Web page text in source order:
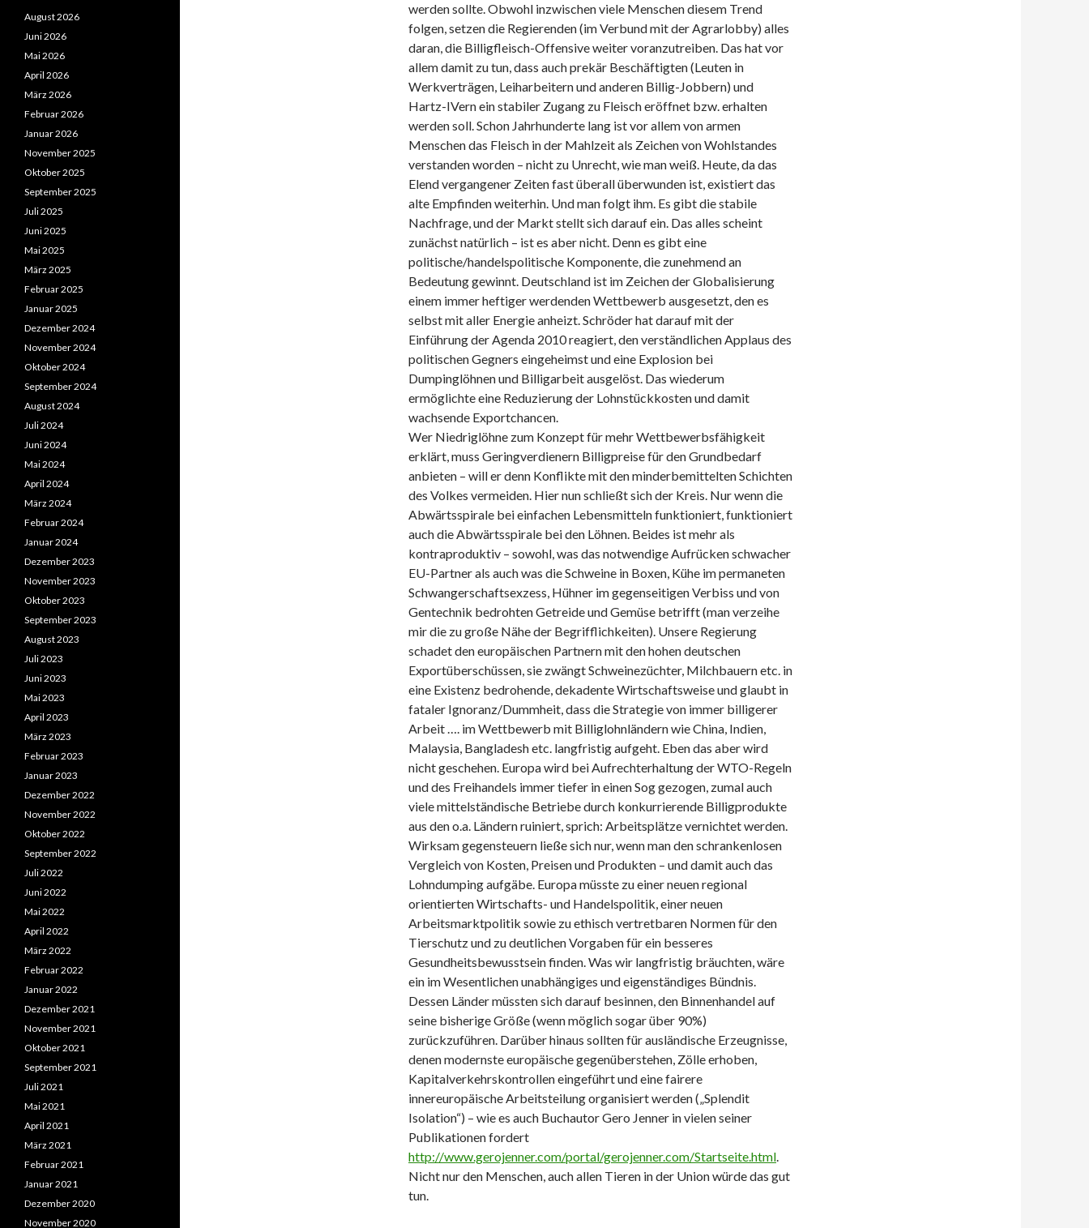
werden sollte. Obwohl inzwischen viele Menschen diesem Trend
folgen, setzen die Regierenden (im Verbund mit der Agrarlobby) alles
daran, die Billigfleisch-Offensive weiter voranzutreiben. Das hat vor
allem damit zu tun, dass auch prekär Beschäftigten (Leuten in
Werkverträgen, Leiharbeitern und anderen Billig-Jobbern) und
Hartz-IVern ein stabiler Zugang zu Fleisch eröffnet bzw. erhalten
werden soll. Schon Jahrhunderte lang ist vor allem von armen
Menschen das Fleisch in der Mahlzeit als Zeichen von Wohlstandes
verstanden worden – nicht zu Unrecht, wie man weiß. Heute, da das
Elend vergangener Zeiten fast überall überwunden ist, existiert das
alte Empfinden weiterhin. Und man folgt ihm. Es gibt die stabile
Nachfrage, und der Markt stellt sich darauf ein. Das alles scheint
zunächst natürlich – ist es aber nicht. Denn es gibt eine
politische/handelspolitische Komponente, die zunehmend an
Bedeutung gewinnt. Deutschland ist im Zeichen der Globalisierung
einem immer heftiger werdenden Wettbewerb ausgesetzt, den es
selbst mit aller Energie anheizt. Schröder hat darauf mit der
Einführung der Agenda 2010 reagiert, den verständlichen Applaus des
politischen Gegners eingeheimst und eine Explosion bei
Dumpinglöhnen und Billigarbeit ausgelöst. Das wiederum
ermöglichte eine Reduzierung der Lohnstückkosten und damit
wachsende Exportchancen.
Wer Niedriglöhne zum Konzept für mehr Wettbewerbsfähigkeit
erklärt, muss Geringverdienern Billigpreise für den Grundbedarf
anbieten – will er denn Konflikte mit den minderbemittelten Schichten
des Volkes vermeiden. Hier nun schließt sich der Kreis. Nur wenn die
Abwärtsspirale bei einfachen Lebensmitteln funktioniert, funktioniert
auch die Abwärtsspirale bei den Löhnen. Beides ist mehr als
kontraproduktiv – sowohl, was das notwendige Aufrücken schwacher
EU-Partner als auch was die Schweine in Boxen, Kühe im permaneten
Schwangerschaftsexzess, Hühner im gegenseitigen Verbiss und von
Gentechnik bedrohten Getreide und Gemüse betrifft (man verzeihe
mir die zu große Nähe der Begrifflichkeiten). Unsere Regierung
schadet den europäischen Partnern mit den hohen deutschen
Exportüberschüssen, sie zwängt Schweinezüchter, Milchbauern etc. in
eine Existenz bedrohende, dekadente Wirtschaftsweise und glaubt in
fataler Ignoranz/Dummheit, dass die Strategie von immer billigerer
Arbeit …. im Wettbewerb mit Billiglohnländern wie China, Indien,
Malaysia, Bangladesh etc. langfristig aufgeht. Eben das aber wird
nicht geschehen. Europa wird bei Aufrechterhaltung der WTO-Regeln
und des Freihandels immer tiefer in einen Sog gezogen, zumal auch
viele mittelständische Betriebe durch konkurrierende Billigprodukte
aus den o.a. Ländern ruiniert, sprich: Arbeitsplätze vernichtet werden.
Wirksam gegensteuern ließe sich nur, wenn man den schrankenlosen
Vergleich von Kosten, Preisen und Produkten – und damit auch das
Lohndumping aufgäbe. Europa müsste zu einer neuen regional
orientierten Wirtschafts- und Handelspolitik, einer neuen
Arbeitsmarktpolitik sowie zu ethisch vertretbaren Normen für den
Tierschutz und zu deutlichen Vorgaben für ein besseres
Gesundheitsbewusstsein finden. Was wir langfristig bräuchten, wäre
ein im Wesentlichen unabhängiges und eigenständiges Bündnis.
Dessen Länder müssten sich darauf besinnen, den Binnenhandel auf
seine bisherige Größe (wenn möglich sogar über 90%)
zurückzuführen. Darüber hinaus sollten für ausländische Erzeugnisse,
denen modernste europäische gegenüberstehen, Zölle erhoben,
Kapitalverkehrskontrollen eingeführt und eine fairere
innereuropäische Arbeitsteilung organisiert werden („Splendit
Isolation“) – wie es auch Buchautor Gero Jenner in vielen seiner
Publikationen fordert
http://www.gerojenner.com/portal/gerojenner.com/Startseite.html.
Nicht nur den Menschen, auch allen Tieren in der Union würde das gut
tun.
August 2026
Juni 2026
Mai 2026
April 2026
März 2026
Februar 2026
Januar 2026
November 2025
Oktober 2025
September 2025
Juli 2025
Juni 2025
Mai 2025
März 2025
Februar 2025
Januar 2025
Dezember 2024
November 2024
Oktober 2024
September 2024
August 2024
Juli 2024
Juni 2024
Mai 2024
April 2024
März 2024
Februar 2024
Januar 2024
Dezember 2023
November 2023
Oktober 2023
September 2023
August 2023
Juli 2023
Juni 2023
Mai 2023
April 2023
März 2023
Februar 2023
Januar 2023
Dezember 2022
November 2022
Oktober 2022
September 2022
Juli 2022
Juni 2022
Mai 2022
April 2022
März 2022
Februar 2022
Januar 2022
Dezember 2021
November 2021
Oktober 2021
September 2021
Juli 2021
Mai 2021
April 2021
März 2021
Februar 2021
Januar 2021
Dezember 2020
November 2020